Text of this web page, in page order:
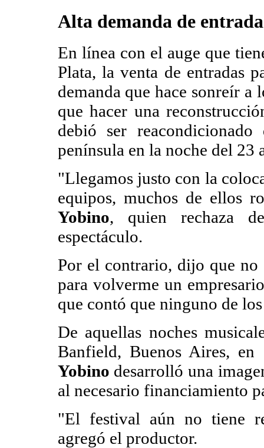
Alta demanda de
En línea con el auge que
Plata, la venta de entradas
demanda que hace sonreír a
que hacer una
debió ser
península en la noche del 23
"Llegamos justo con la
equipos, muchos de ellos
Yobino, quien rechaza
espectáculo.
Por el contrario, dijo que no
para volverme un
que contó que ninguno de
De aquellas noches
Banfield, Buenos Aires, en
Yobino desarrolló una
al necesario financiamiento
"El festival aún no tiene
agregó el productor.